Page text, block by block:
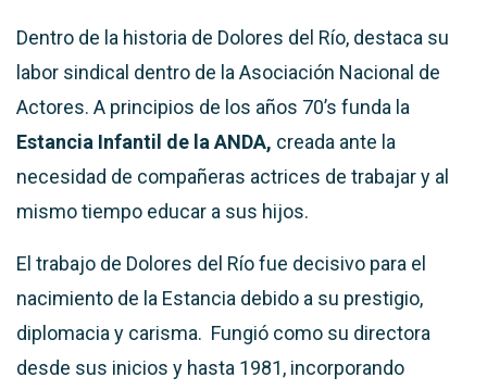
Dentro de la historia de Dolores del Río, destaca su
labor sindical dentro de la Asociación Nacional de
Actores. A principios de los años 70’s funda la
Estancia Infantil de la ANDA, creada ante la
necesidad de compañeras actrices de trabajar y al
mismo tiempo educar a sus hijos.
El trabajo de Dolores del Río fue decisivo para el
nacimiento de la Estancia debido a su prestigio,
diplomacia y carisma. Fungió como su directora
desde sus inicios y hasta 1981, incorporando